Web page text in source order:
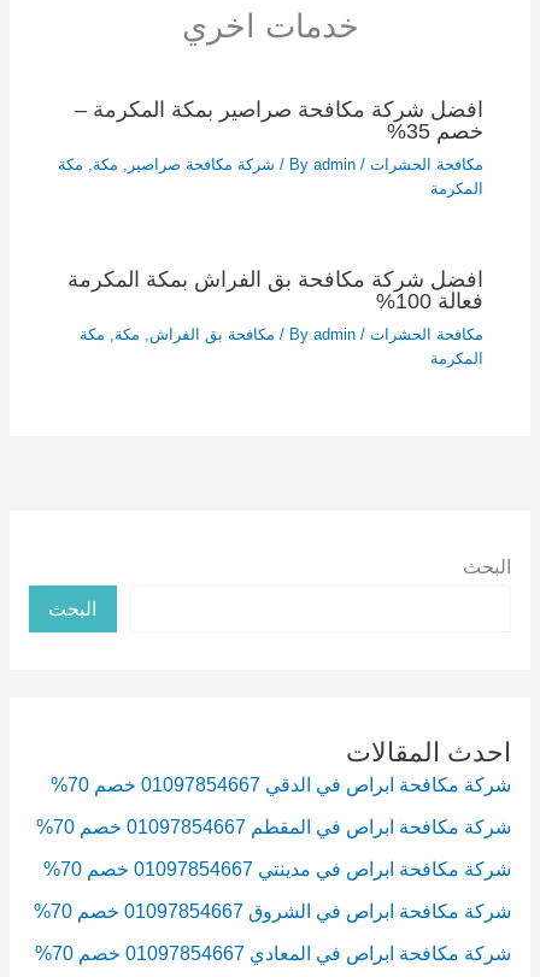
خدمات اخري
افضل شركة مكافحة صراصير بمكة المكرمة –
خصم 35%
مكافحة الحشرات / By
admin
/ شركة مكافحة صراصير مكة
مكة
المكرمة
افضل شركة مكافحة بق الفراش بمكة المكرمة
فعالة 100%
مكافحة الحشرات / By
admin
/ مكافحة بق الفراش, مكة, مكة
المكرمة
البحث
البحث
احدث المقالات
شركة مكافحة ابراص في الدقي 01097854667 خصم 70%
شركة مكافحة ابراص في المقطم 01097854667 خصم 70%
شركة مكافحة ابراص في مدينتي 01097854667 خصم 70%
شركة مكافحة ابراص في الشروق 01097854667 خصم 70%
شركة مكافحة ابراص في المعادي 01097854667 خصم 70%